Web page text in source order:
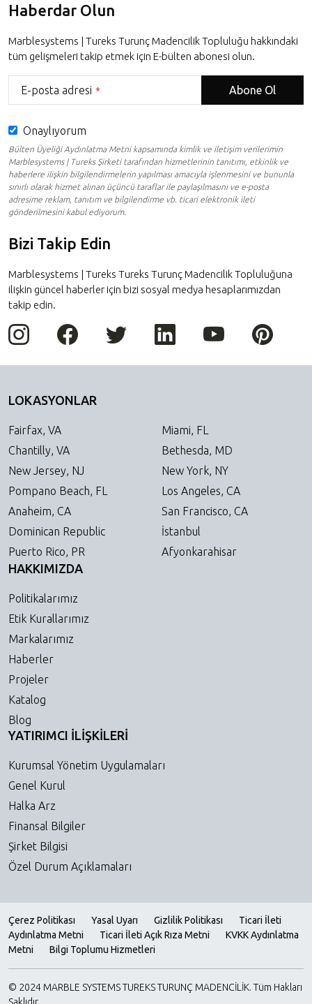
Haberdar Olun
Marblesystems | Tureks Turunç Madencilik Topluluğu hakkındaki
tüm gelişmeleri takip etmek için E-bülten abonesi olun.
E-posta adresi *
Onaylıyorum
Bülten Üyeliği Aydınlatma Metni kapsamında kimlik ve iletişim verilerimin
Marblesystems | Tureks Şirketi tarafından hizmetlerinin tanıtımı, etkinlik ve
haberlere ilişkin bilgilendirmelerin yapılması amacıyla işlenmesini ve bununla
sınırlı olarak hizmet alınan üçüncü taraflar ile paylaşılmasını ve e-posta
adresime reklam, tanıtım ve bilgilendirme vb. ticari elektronik ileti
gönderilmesini kabul ediyorum.
Abone Ol
This
should
be
left
blank
Bizi Takip Edin
Marblesystems | Tureks Tureks Turunç Madencilik Topluluğuna
ilişkin güncel haberler için bizi sosyal medya hesaplarımızdan
takip edin.
LOKASYONLAR
Fairfax, VA
Chantilly, VA
New Jersey, NJ
Pompano Beach, FL
Anaheim, CA
Dominican Republic
Puerto Rico, PR
Miami, FL
Bethesda, MD
New York, NY
Los Angeles, CA
San Francisco, CA
İstanbul
Afyonkarahisar
HAKKIMIZDA
Politikalarımız
Etik Kurallarımız
Markalarımız
Haberler
Projeler
Katalog
Blog
YATIRIMCI İLİŞKİLERİ
Kurumsal Yönetim Uygulamaları
Genel Kurul
Halka Arz
Finansal Bilgiler
Şirket Bilgisi
Özel Durum Açıklamaları
Çerez Politikası Yasal Uyarı Gizlilik Politikası
Ticari İleti
Aydınlatma Metni
Ticari İleti Açık Rıza Metni
KVKK Aydınlatma
Metni
Bilgi Toplumu Hizmetleri
© 2024 MARBLE SYSTEMS TUREKS TURUNÇ MADENCİLİK. Tüm Hakları